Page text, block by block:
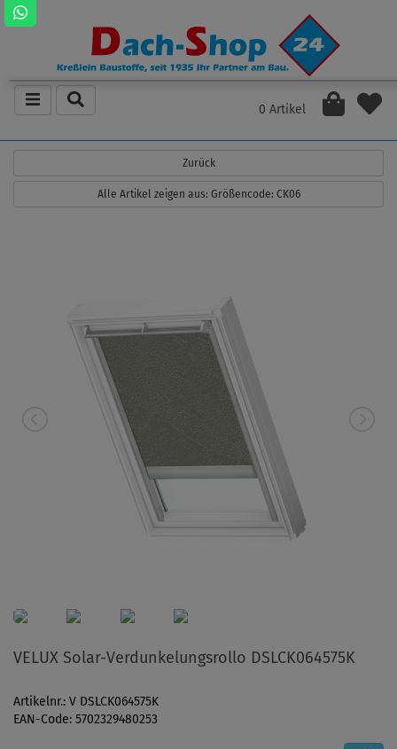
0 Artikel
Zurück
Alle Artikel zeigen aus: Größencode: CK06
VELUX Solar-Verdunkelungsrollo DSLCK064575K
Artikelnr.: V DSLCK064575K
EAN-Code: 5702329480253